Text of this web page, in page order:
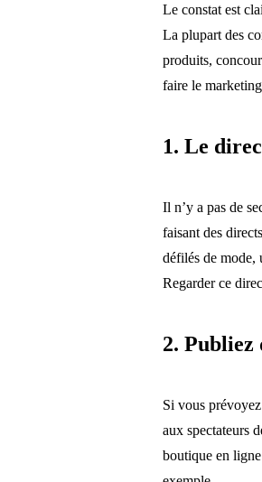
Le constat est
La plupart des
produits,
faire le
1. Le
Il n’y a pas de
faisant des
défilés de mode,
Regarder ce
2. Publiez
Si vous
aux spectateurs
boutique en